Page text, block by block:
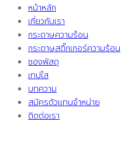
หน้าหลัก
เกี่ยวกับเรา
กระดาษความร้อน
กระดาษสติ๊กเกอร์ความร้อน
ซองพัสดุ
เทปใส
บทความ
สมัครตัวแทนจำหน่าย
ติดต่อเรา